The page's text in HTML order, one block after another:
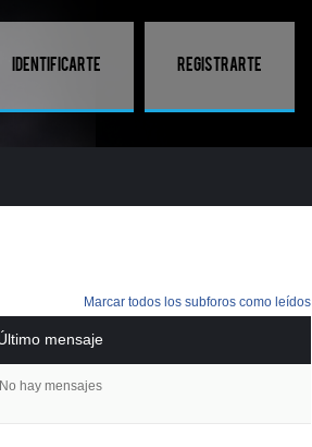
Identificarte Registrarte
Marcar todos los subforos como leídos
mensaje
No hay mensajes